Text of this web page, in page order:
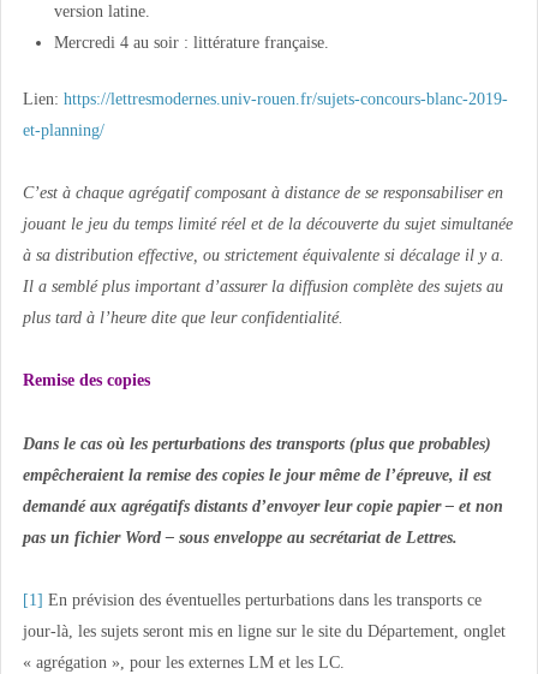
version latine.
Mercredi 4 au soir : littérature française.
Lien: https://lettresmodernes.univ-rouen.fr/sujets-concours-blanc-2019-
et-planning/
C’est à chaque agrégatif composant à distance de se responsabiliser en
jouant le jeu du temps limité réel et de la découverte du sujet simultanée
à sa distribution effective, ou strictement équivalente si décalage il y a.
Il a semblé plus important d’assurer la diffusion complète des sujets au
plus tard à l’heure dite que leur confidentialité.
Remise des copies
Dans le cas où les perturbations des transports (plus que probables)
empêcheraient la remise des copies le jour même de l’épreuve, il est
demandé aux agrégatifs distants d’envoyer leur copie papier – et non
pas un fichier Word – sous enveloppe au secrétariat de Lettres.
[1] En prévision des éventuelles perturbations dans les transports ce
jour-là, les sujets seront mis en ligne sur le site du Département, onglet
« agrégation », pour les externes LM et les LC.